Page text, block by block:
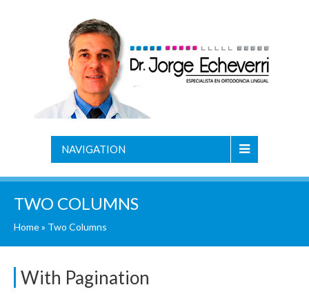
NAVIGATION
TWO COLUMNS
Home» Two Columns
With Pagination